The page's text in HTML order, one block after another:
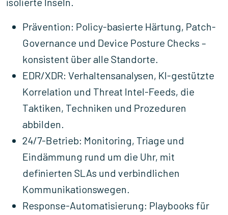
Prävention: Policy-basierte Härtung, Patch-
Governance und Device Posture Checks –
konsistent über alle Standorte.
EDR/XDR: Verhaltensanalysen, KI-gestützte
Korrelation und Threat Intel-Feeds, die
Taktiken, Techniken und Prozeduren
abbilden.
24/7-Betrieb: Monitoring, Triage und
Eindämmung rund um die Uhr, mit
definierten SLAs und verbindlichen
Kommunikationswegen.
Response-Automatisierung: Playbooks für